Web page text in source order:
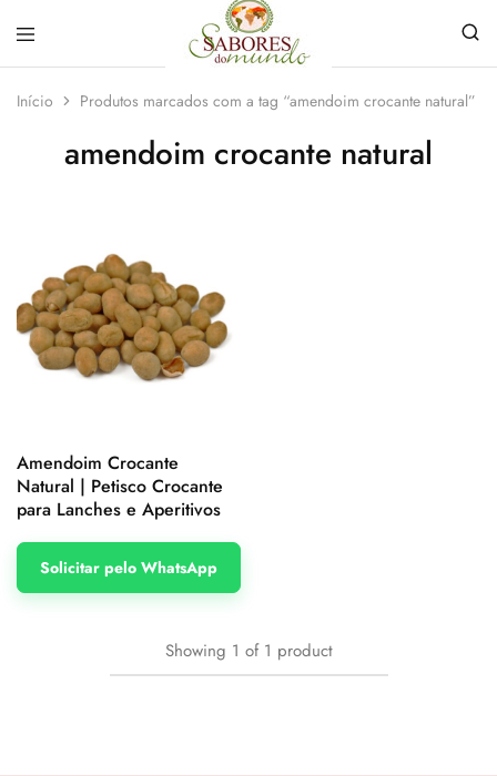
do
Mundo
loja
de
e
Especiarias
Início Produtos marcados com a tag “amendoim crocante natural”
amendoim crocante natural
Amendoim Crocante
Natural | Petisco Crocante
para Lanches e Aperitivos
Solicitar pelo WhatsApp
Showing 1 of 1 product